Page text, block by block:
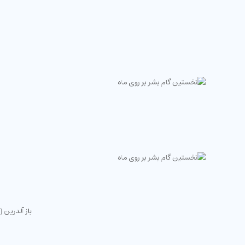
باز آلدرین (Buzz Aldrin) در حال باز کردن تجهیزات آزمایشگاهی از مه نشین عقاب (Eagle)